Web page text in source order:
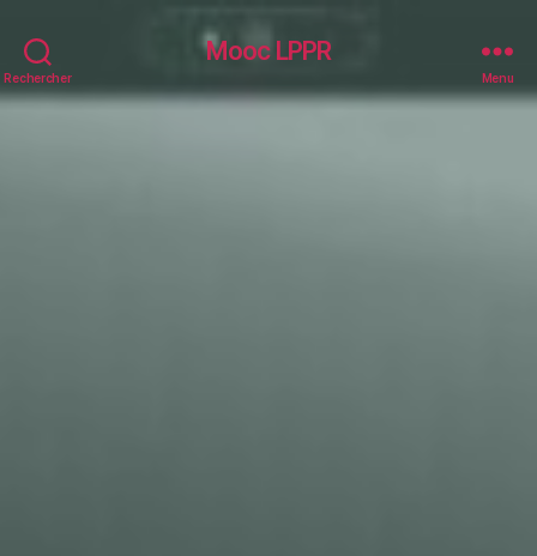
Rechercher
Mooc LPPR
Menu